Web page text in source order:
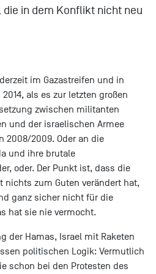
die in dem Konflikt nicht neu
im Gazastreifen und in
als es zur letzten großen
zwischen militanten
und der israelischen Armee
2008/2009. Oder an die
und ihre brutale
oder. Der Punkt ist, dass die
nichts zum Guten verändert hat,
ganz sicher nicht für die
hat sie nie vermocht.
der Hamas, Israel mit Raketen
politischen Logik: Vermutlich
schon bei den Protesten des